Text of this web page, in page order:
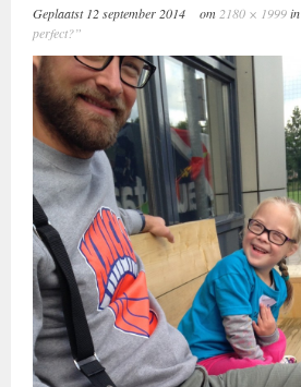
Geplaatst 12 september 2014 om 2180 × 1999in
perfect?”